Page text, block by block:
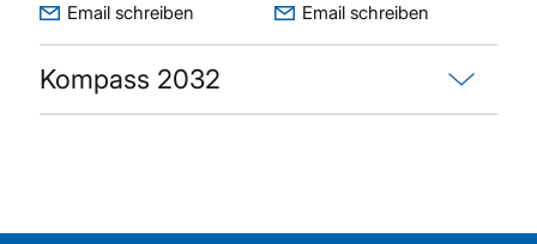
Email schreiben
Email schreiben
Kompass 2032